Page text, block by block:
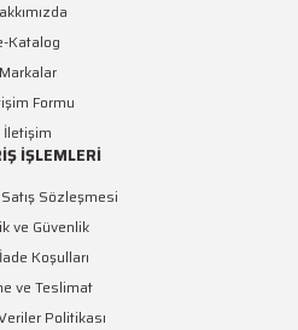
Katalog
Markalar
Formu
İletişim
İŞLEMLERİ
Sözleşmesi
ve Güvenlik
Koşulları
ve Teslimat
Politikası